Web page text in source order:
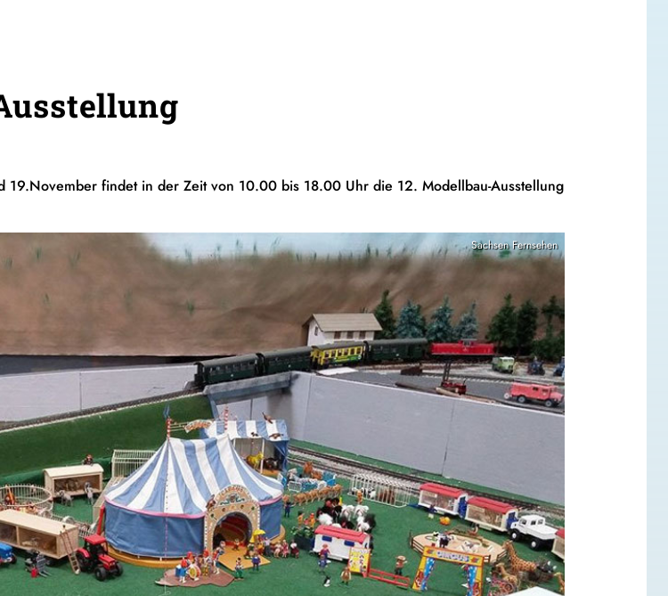
19.November findet in der Zeit von 10.00 bis 18.00 Uhr die 12. Modellbau-Ausstellung
Sachsen Fernsehen